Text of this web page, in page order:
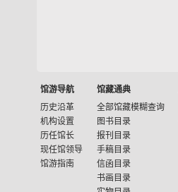
馆游导航
历史沿革
机构设置
历任馆长
现任馆领导
馆游指南
馆藏通典
全部馆藏模糊查询
图书目录
报刊目录
手稿目录
信函目录
书画目录